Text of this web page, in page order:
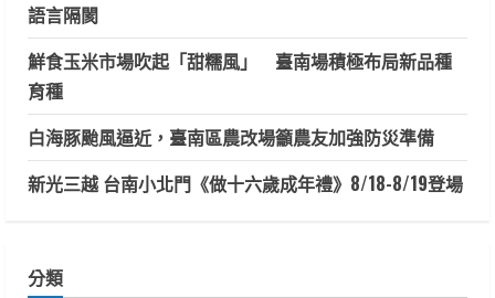
語言隔閡
鮮食玉米市場吹起「甜糯風」 臺南場積極布局新品種
育種
白海豚颱風逼近，臺南區農改場籲農友加強防災準備
新光三越 台南小北門《做十六歲成年禮》8/18-8/19登場
分類